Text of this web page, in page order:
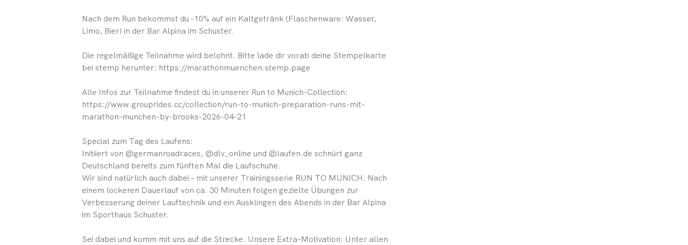
Nach dem Run bekommst du -10% auf ein Kaltgetränk (Flaschenware: Wasser,
Limo, Bier) in der Bar Alpina im Schuster.
Die regelmäßige Teilnahme wird belohnt. Bitte lade dir vorab deine Stempelkarte
bei stemp herunter: https://marathonmuenchen.stemp.page
Alle Infos zur Teilnahme findest du in unserer Run to Munich-Collection:
https://www.grouprides.cc/collection/run-to-munich-preparation-runs-mit-
marathon-munchen-by-brooks-2026-04-21
Special zum Tag des Laufens:
Initiiert von @germanroadraces, @dlv_online und @laufen.de schnürt ganz
Deutschland bereits zum fünften Mal die Laufschuhe.
Wir sind natürlich auch dabei – mit unserer Trainingsserie RUN TO MUNICH. Nach
einem lockeren Dauerlauf von ca. 30 Minuten folgen gezielte Übungen zur
Verbesserung deiner Lauftechnik und ein Ausklingen des Abends in der Bar Alpina
im Sporthaus Schuster.
Sei dabei und komm mit uns auf die Strecke. Unsere Extra-Motivation: Unter allen